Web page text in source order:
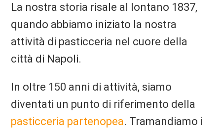
La nostra storia risale al lontano 1837,
quando abbiamo iniziato la nostra
attività di pasticceria nel cuore della
città di Napoli.
In oltre 150 anni di attività, siamo
diventati un punto di riferimento della
pasticceria partenopea. Tramandiamo i